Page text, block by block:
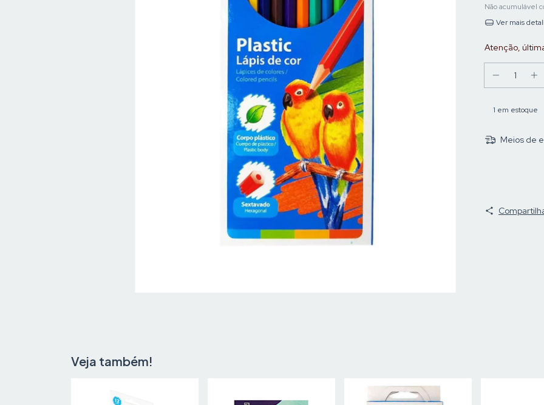
Não acumulável
Ver mais
Atenção,
1 em estoque
Meios de
Veja também!